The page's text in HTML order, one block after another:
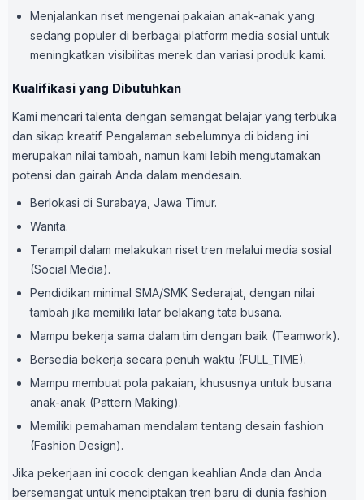
Menjalankan riset mengenai pakaian anak-anak yang
sedang populer di berbagai platform media sosial untuk
meningkatkan visibilitas merek dan variasi produk kami.
Kualifikasi yang Dibutuhkan
Kami mencari talenta dengan semangat belajar yang terbuka
dan sikap kreatif. Pengalaman sebelumnya di bidang ini
merupakan nilai tambah, namun kami lebih mengutamakan
potensi dan gairah Anda dalam mendesain.
Berlokasi di Surabaya, Jawa Timur.
Wanita.
Terampil dalam melakukan riset tren melalui media sosial
(Social Media).
Pendidikan minimal SMA/SMK Sederajat, dengan nilai
tambah jika memiliki latar belakang tata busana.
Mampu bekerja sama dalam tim dengan baik (Teamwork).
Bersedia bekerja secara penuh waktu (FULL_TIME).
Mampu membuat pola pakaian, khususnya untuk busana
anak-anak (Pattern Making).
Memiliki pemahaman mendalam tentang desain fashion
(Fashion Design).
Jika pekerjaan ini cocok dengan keahlian Anda dan Anda
bersemangat untuk menciptakan tren baru di dunia fashion